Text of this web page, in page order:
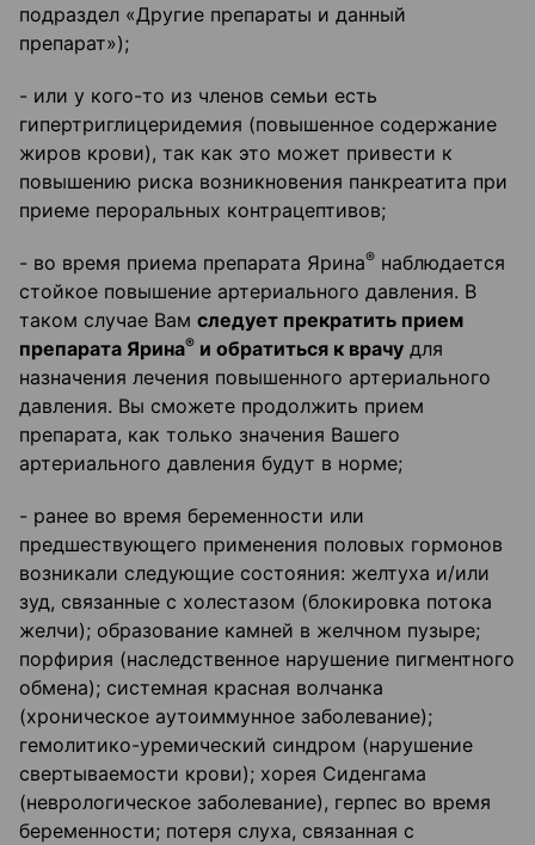
подраздел «Другие препараты и данный
препарат»);
- или у кого-то из членов семьи есть
гипертриглицеридемия (повышенное содержание
жиров крови), так как это может привести к
повышению риска возникновения панкреатита при
приеме пероральных контрацептивов;
- во время приема препарата Ярина® наблюдается
стойкое повышение артериального давления. В
таком случае Вам следует прекратить прием
препарата Ярина® и обратиться к врачу для
назначения лечения повышенного артериального
давления. Вы сможете продолжить прием
препарата, как только значения Вашего
артериального давления будут в норме;
- ранее во время беременности или
предшествующего применения половых гормонов
возникали следующие состояния: желтуха и/или
зуд, связанные с холестазом (блокировка потока
желчи); образование камней в желчном пузыре;
порфирия (наследственное нарушение пигментного
обмена); системная красная волчанка
(хроническое аутоиммунное заболевание);
гемолитико-уремический синдром (нарушение
свертываемости крови); хорея Сиденгама
(неврологическое заболевание), герпес во время
беременности; потеря слуха, связанная с